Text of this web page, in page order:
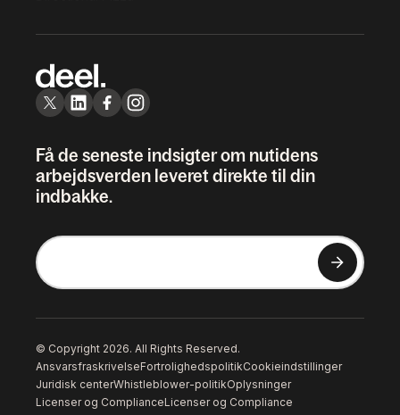
Få de seneste indsigter om nutidens
arbejdsverden leveret direkte til din
indbakke.
© Copyright 2026. All Rights Reserved.
AnsvarsfraskrivelseFortrolighedspolitikCookieindstillinger
Juridisk centerWhistleblower-politikOplysninger
Licenser og ComplianceLicenser og Compliance